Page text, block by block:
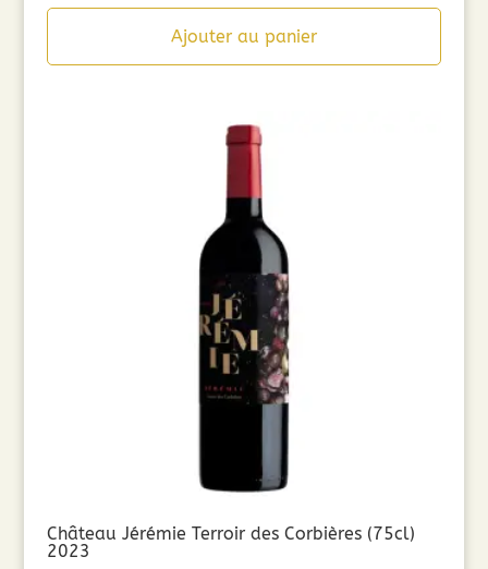
Ajouter au panier
Château Jérémie Terroir des Corbières (75cl)
2023